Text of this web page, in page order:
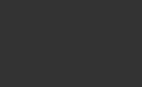
formák,
volt. Hasa olyan áttetsző
néha csaltak:
világ nagyvárosaiban
1926-ban egyszerre hat